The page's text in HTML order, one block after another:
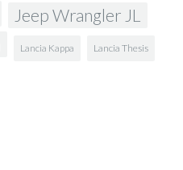
Jeep Wrangler JL
Lancia Kappa Lancia Thesis